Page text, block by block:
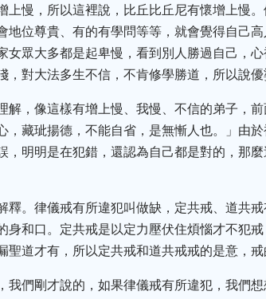
上慢，所以這裡說，比丘比丘尼有懷增上慢
地位尊貴、有的有學問等等，就會覺得自己
女眾大多都是起卑慢，看到別人勝過自己，
對大法多生不信，不肯修學勝道，所以說優
解，像這樣有增上慢、我慢、不信的弟子，
，藏玼揚德，不能自省，是無慚人也。」由
明明是在犯錯，還認為自己都是對的，那
釋。律儀戒有所違犯叫做缺，定共戒、道共
身和口。定共戒是以定力壓伏住煩惱才不犯
道才有，所以定共戒和道共戒戒的是意，戒
我們剛才說的，如果律儀戒有所違犯，我們